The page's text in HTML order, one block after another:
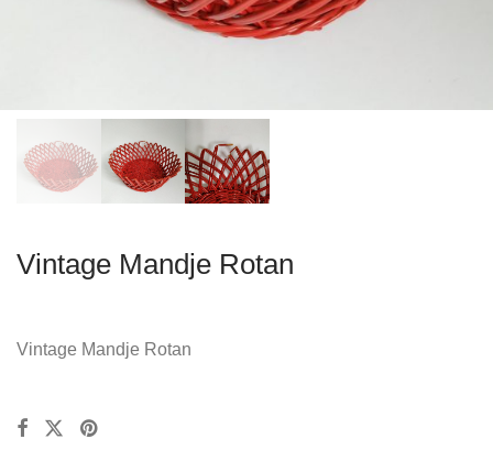
Vintage Mandje Rotan
Vintage Mandje Rotan